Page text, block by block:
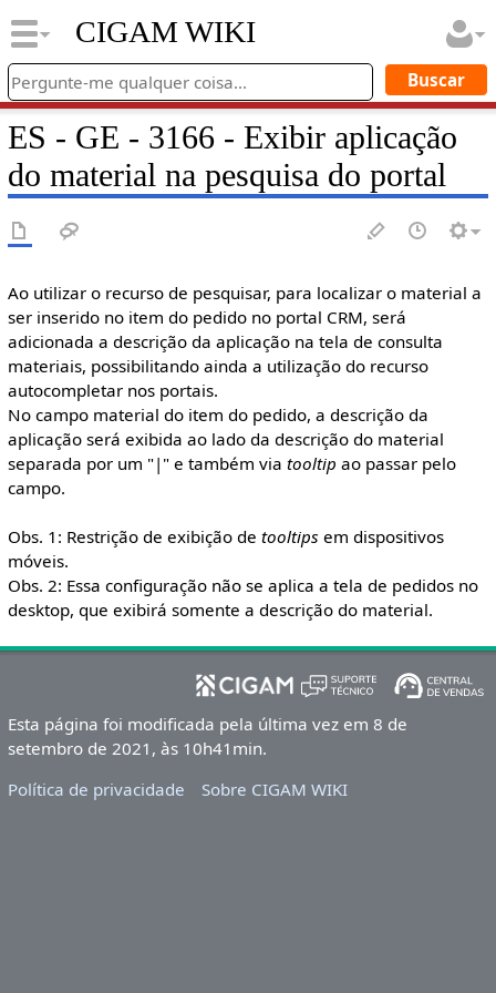
CIGAM WIKI
ES - GE - 3166 - Exibir aplicação
do material na pesquisa do portal
Ao utilizar o recurso de pesquisar, para localizar o material a
ser inserido no item do pedido no portal CRM, será
adicionada a descrição da aplicação na tela de consulta
materiais, possibilitando ainda a utilização do recurso
autocompletar nos portais.
No campo material do item do pedido, a descrição da
aplicação será exibida ao lado da descrição do material
separada por um "|" e também via tooltip ao passar pelo
campo.
Obs. 1: Restrição de exibição de tooltips em dispositivos
móveis.
Obs. 2: Essa configuração não se aplica a tela de pedidos no
desktop, que exibirá somente a descrição do material.
Esta página foi modificada pela última vez em 8 de
setembro de 2021, às 10h41min.
Política de privacidade
Sobre CIGAM WIKI